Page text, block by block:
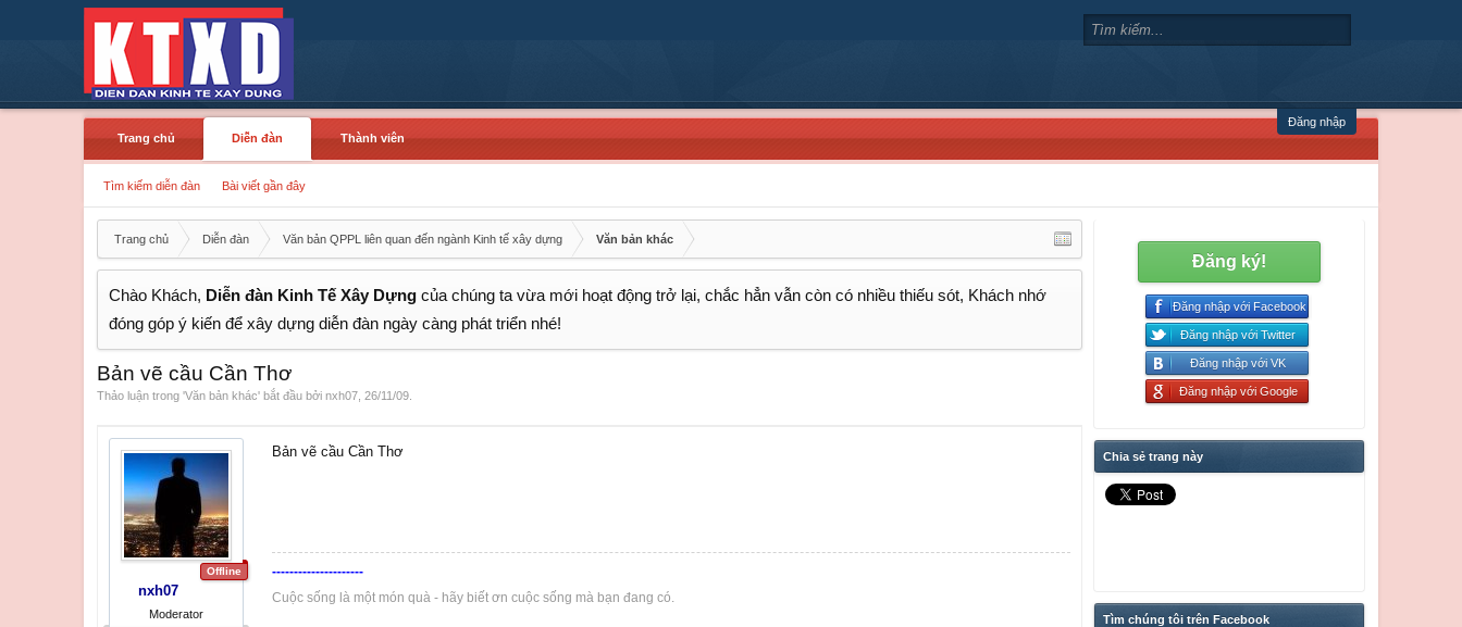
Đăng nhập
Trang chủ
Diễn đàn
Tìm kiếm diễn đàn Bài viết gần đây
Thành viên
Trang chủ Diễn đàn Văn bản QPPL liên quan đến ngành Kinh tế xây dựng Văn bản khác
Chào Khách, Diễn đàn Kinh Tế Xây Dựng của chúng ta vừa mới hoạt động trở lại, chắc hẳn vẫn còn có nhiều thiếu sót, Khách nhớ
đóng góp ý kiến để xây dựng diễn đàn ngày càng phát triển nhé!
Bản vẽ cầu Cần Thơ
Thảo luận trong 'Văn bản khác' bắt đầu bởi nxh07 26/11/09
Offline
nxh07
Moderator
Bản vẽ cầu Cần Thơ
---------------------
Cuộc sống là một món quà - hãy biết ơn cuộc sống mà bạn đang có.
Đăng ký!
Đăng nhập với Facebook
Đăng nhập với Twitter
Đăng nhập với VK
Đăng nhập với Google
Chia sẻ trang này
Tìm chúng tôi trên Facebook